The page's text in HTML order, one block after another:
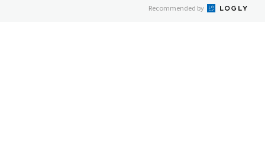
Recommended by